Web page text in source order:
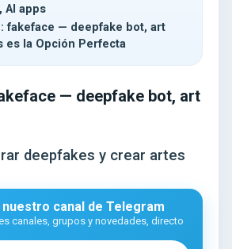
AI apps
fakeface — deepfake bot, art
es la Opción Perfecta
— deepfake bot, art
deepfakes y crear artes
nuestro canal de Telegram
canales, grupos y novedades, directo